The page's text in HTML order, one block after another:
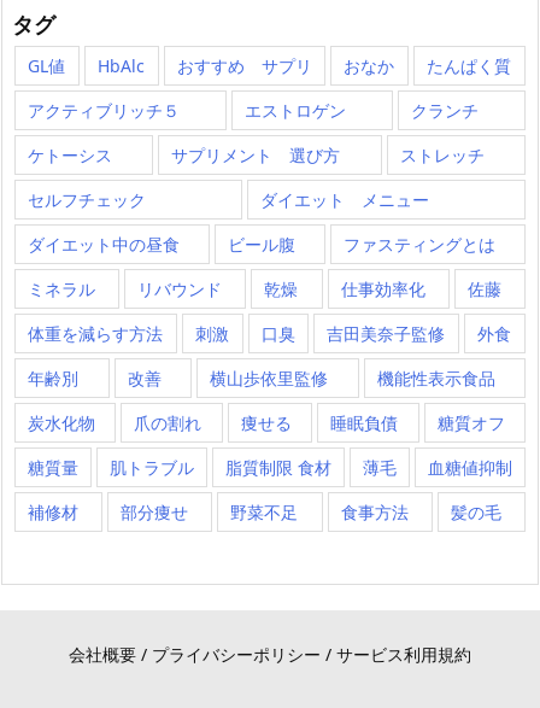
タグ
GL値 HbAlc おすすめ サプリ おなか
たんぱく質
アクティブリッチ５
エストロゲン
クランチ
ケトーシス
サプリメント 選び方
ストレッチ
セルフチェック
ダイエット メニュー
ダイエット中の昼食
ビール腹
ファスティングとは
ミネラル
リバウンド 乾燥 仕事効率化
佐藤
体重を減らす方法
刺激 口臭 吉田美奈子監修
外食
年齢別
改善 横山歩依里監修
機能性表示食品
炭水化物
爪の割れ 痩せる 睡眠負債
糖質オフ
糖質量
肌トラブル 脂質制限 食材 薄毛
血糖値抑制
補修材
部分痩せ 野菜不足 食事方法 髪の毛
会社概要 / プライバシーポリシー / サービス利用規約